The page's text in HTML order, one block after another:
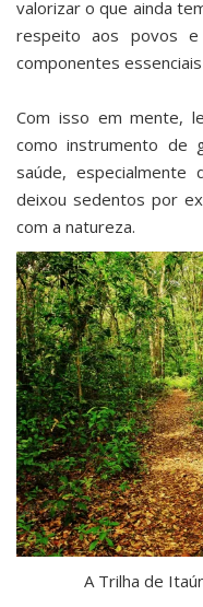
valorizar o que ainda
respeito aos povos
componentes
Com isso em mente,
como instrumento de
saúde, especialmente
deixou sedentos por
com a natureza.
A Trilha de